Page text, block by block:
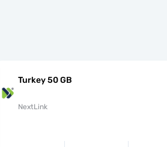
Turkey 50 GB
NextLink